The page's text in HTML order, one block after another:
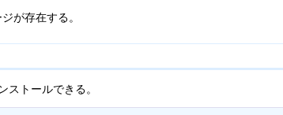
が存在する。
トールできる。